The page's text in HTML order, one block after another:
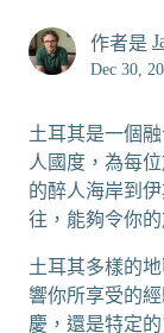
作者是
Dec 30,
土耳其是一個
人國度，為每
的醉人海岸到
往，能夠令你
土耳其多樣的
響你所享受的
慶，還是特定